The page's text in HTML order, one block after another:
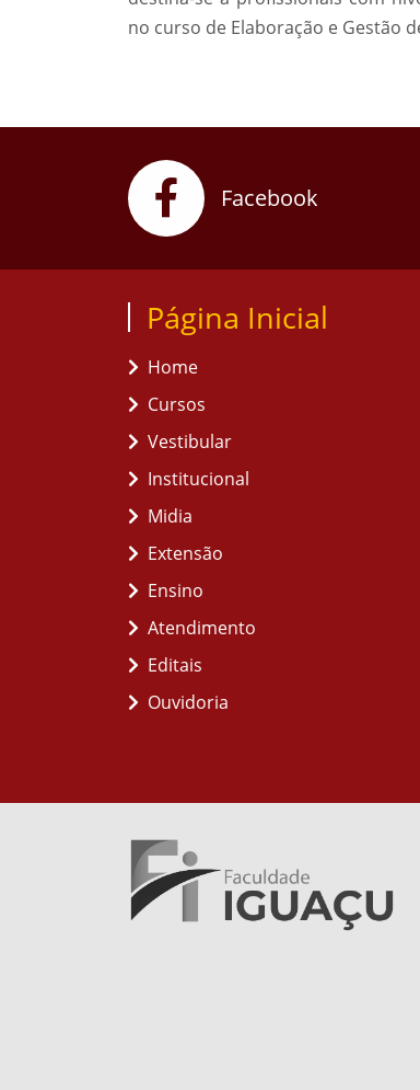
no curso de Elaboração e Gestão
Facebook
Página Inicial
Home
Cursos
Vestibular
Institucional
Midia
Extensão
Ensino
Atendimento
Editais
Ouvidoria